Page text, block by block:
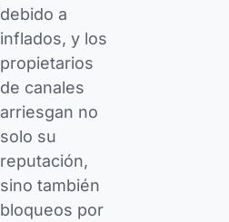
debido a
inflados, y los
propietarios
de canales
arriesgan no
solo su
reputación,
sino también
bloqueos por